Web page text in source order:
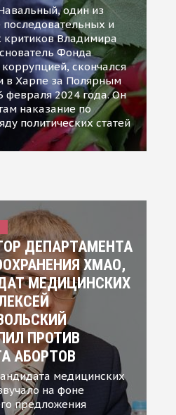
один из
последовательных и
критиков Владимира
Фонда
скончался
в Харпе за Полярным
февраля 2024 года. Он
наказание по
политических статей
ДЕПАРТАМЕНТА
ХМАО,
МЕДИЦИНСКИХ
ПРОТИВ
АБОРТОВ
медицинских
на фоне
предложения